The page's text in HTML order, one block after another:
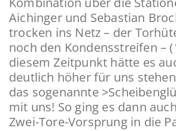
Aichinger und Sebastian
trocken ins Netz – der
noch den Kondensstreifen –
diesem Zeitpunkt hätte es
deutlich höher für uns
das sogenannte
mit uns! So ging es dann
Zwei-Tore-Vorsprung in die